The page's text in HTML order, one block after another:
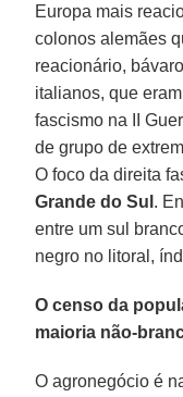
Europa mais
colonos alemães
reacionário,
italianos, que
fascismo na II
de grupo de
O foco da direita
Grande do Sul .
entre um sul
negro no litoral,
O censo da
maioria não-
O agronegócio é